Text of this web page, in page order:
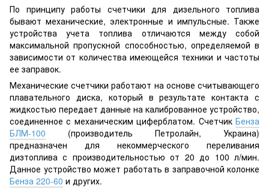
По принципу работы счетчики для дизельного топлива
бывают механические, электронные и импульсные. Также
устройства учета топлива отличаются между собой
максимальной пропускной способностью, определяемой в
зависимости от количества имеющейся техники и частоты
ее заправок.
Механические счетчики работают на основе считывающего
плавательного диска, который в результате контакта с
жидкостью передает данные на калиброванное устройство,
соединенное с механическим циферблатом. Счетчик Бенза
БЛМ-100 (производитель Петролайн, Украина)
предназначен для некоммерческого переливания
дизтоплива с производительностью от 20 до 100 л/мин.
Данное устройство может работать в заправочной колонке
Бенза 220-60 и других.